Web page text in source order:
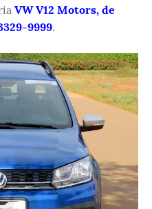
VW V12 Motors, de
9999.